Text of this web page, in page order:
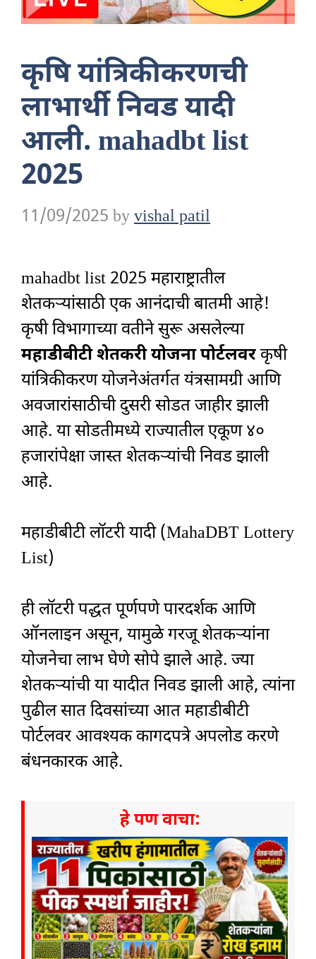
कृषि यांत्रिकीकरणची
लाभार्थी निवड यादी
आली. mahadbt list
2025
11/09/2025 byvishal patil
mahadbt list 2025 महाराष्ट्रातील
शेतकऱ्यांसाठी एक आनंदाची बातमी आहे!
कृषी विभागाच्या वतीने सुरू असलेल्या
महाडीबीटी शेतकरी योजना पोर्टलवरकृषी
यांत्रिकीकरण योजनेअंतर्गत यंत्रसामग्री आणि
अवजारांसाठीची दुसरी सोडत जाहीर झाली
आहे. या सोडतीमध्ये राज्यातील एकूण ४०
हजारांपेक्षा जास्त शेतकऱ्यांची निवड झाली
आहे.
महाडीबीटी लॉटरी यादी (MahaDBT Lottery
List)
ही लॉटरी पद्धत पूर्णपणे पारदर्शक आणि
ऑनलाइन असून, यामुळे गरजू शेतकऱ्यांना
योजनेचा लाभ घेणे सोपे झाले आहे. ज्या
शेतकऱ्यांची या यादीत निवड झाली आहे, त्यांना
पुढील सात दिवसांच्या आत महाडीबीटी
पोर्टलवर आवश्यक कागदपत्रे अपलोड करणे
बंधनकारक आहे.
हे पण वाचा: